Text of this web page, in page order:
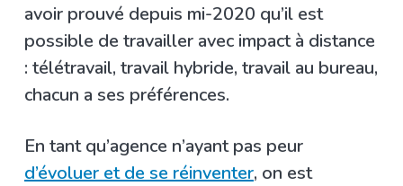
avoir prouvé depuis mi-2020 qu’il est
possible de travailler avec impact à distance
: télétravail, travail hybride, travail au bureau,
chacun a ses préférences.
En tant qu’agence n’ayant pas peur
d’évoluer et de se réinventer, on est